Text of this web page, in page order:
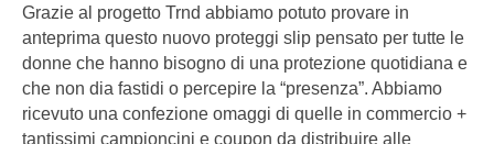
Grazie al progetto Trnd abbiamo potuto provare in
anteprima questo nuovo proteggi slip pensato per tutte le
donne che hanno bisogno di una protezione quotidiana e
che non dia fastidi o percepire la “presenza”. Abbiamo
ricevuto una confezione omaggi di quelle in commercio +
tantissimi campioncini e coupon da distribuire alle